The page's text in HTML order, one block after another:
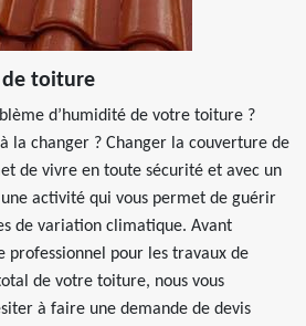
de toiture
d’humidité de votre toiture ?
la changer ? Changer la couverture de
de vivre en toute sécurité et avec un
une activité qui vous permet de guérir
de variation climatique. Avant
professionnel pour les travaux de
de votre toiture, nous vous
à faire une demande de devis